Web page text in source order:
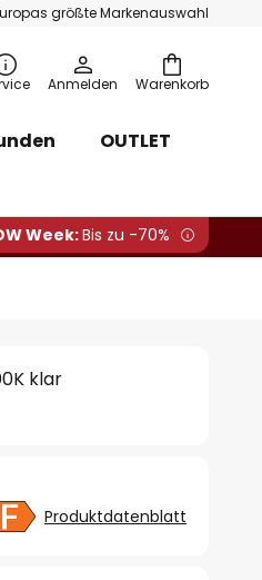
größte Markenauswahl
Warenkorb
Anmelden
OUTLET
Week:Bis zu -70%
klar
Produktdatenblatt